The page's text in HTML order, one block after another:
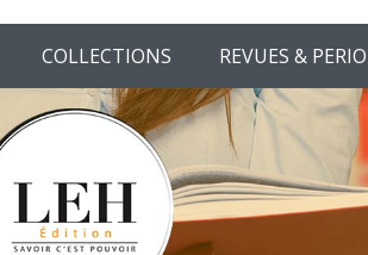
COLLECTIONS REVUES &